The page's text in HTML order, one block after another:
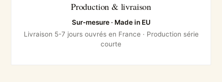
Production & livraison
Sur-mesure · Made in EU
Livraison 5-7 jours ouvrés en France · Production série
courte